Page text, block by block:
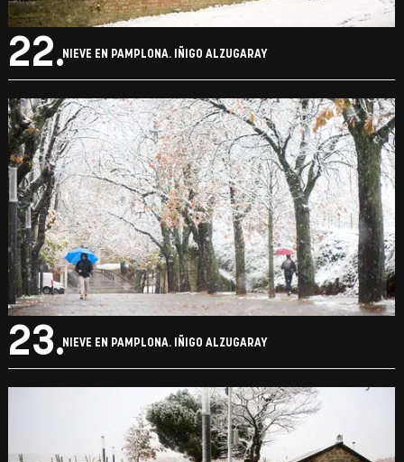
22.NIEVE EN PAMPLONA. IÑIGO ALZUGARAY
23.NIEVE EN PAMPLONA. IÑIGO ALZUGARAY